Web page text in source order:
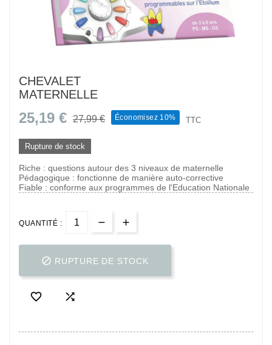
CHEVALET
MATERNELLE
25,19 € 27,99 € Économisez 10% TTC
Rupture de stock
Riche : questions autour des 3 niveaux de maternelle
Pédagogique : fonctionne de manière auto-corrective
Fiable : conforme aux programmes de l'Education Nationale
QUANTITÉ :
 RUPTURE DE STOCK
 